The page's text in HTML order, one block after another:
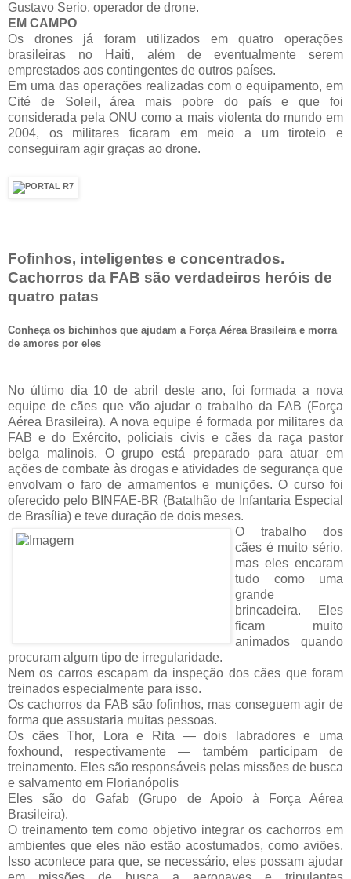
Gustavo Serio, operador de drone.
EM CAMPO
Os drones já foram utilizados em quatro operações
brasileiras no Haiti, além de eventualmente serem
emprestados aos contingentes de outros países.
Em uma das operações realizadas com o equipamento, em
Cité de Soleil, área mais pobre do país e que foi
considerada pela ONU como a mais violenta do mundo em
2004, os militares ficaram em meio a um tiroteio e
conseguiram agir graças ao drone.
Fofinhos, inteligentes e concentrados.
Cachorros da FAB são verdadeiros heróis de
quatro patas
Conheça os bichinhos que ajudam a Força Aérea Brasileira e morra
de amores por eles
No último dia 10 de abril deste ano, foi formada a nova
equipe de cães que vão ajudar o trabalho da FAB (Força
Aérea Brasileira). A nova equipe é formada por militares da
FAB e do Exército, policiais civis e cães da raça pastor
belga malinois. O grupo está preparado para atuar em
ações de combate às drogas e atividades de segurança que
envolvam o faro de armamentos e munições. O curso foi
oferecido pelo BINFAE-BR (Batalhão de Infantaria Especial
de Brasília) e teve duração de dois meses.
O trabalho dos
cães é muito sério,
mas eles encaram
tudo como uma
grande
brincadeira. Eles
ficam muito
animados quando
procuram algum tipo de irregularidade.
Nem os carros escapam da inspeção dos cães que foram
treinados especialmente para isso.
Os cachorros da FAB são fofinhos, mas conseguem agir de
forma que assustaria muitas pessoas.
Os cães Thor, Lora e Rita — dois labradores e uma
foxhound, respectivamente — também participam de
treinamento. Eles são responsáveis pelas missões de busca
e salvamento em Florianópolis
Eles são do Gafab (Grupo de Apoio à Força Aérea
Brasileira).
O treinamento tem como objetivo integrar os cachorros em
ambientes que eles não estão acostumados, como aviões.
Isso acontece para que, se necessário, eles possam ajudar